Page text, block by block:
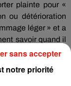
plainte pour «
ou détérioration
léger » et a
savoir quand il
notre priorité
sans accepter